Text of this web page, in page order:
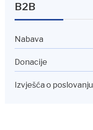
B2B
Nabava
Donacije
Izvješća o poslovanju